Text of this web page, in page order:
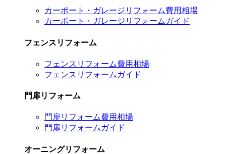
カーポート・ガレージリフォーム費用相場
カーポート・ガレージリフォームガイド
フェンスリフォーム
フェンスリフォーム費用相場
フェンスリフォームガイド
門扉リフォーム
門扉リフォーム費用相場
門扉リフォームガイド
オーニングリフォーム